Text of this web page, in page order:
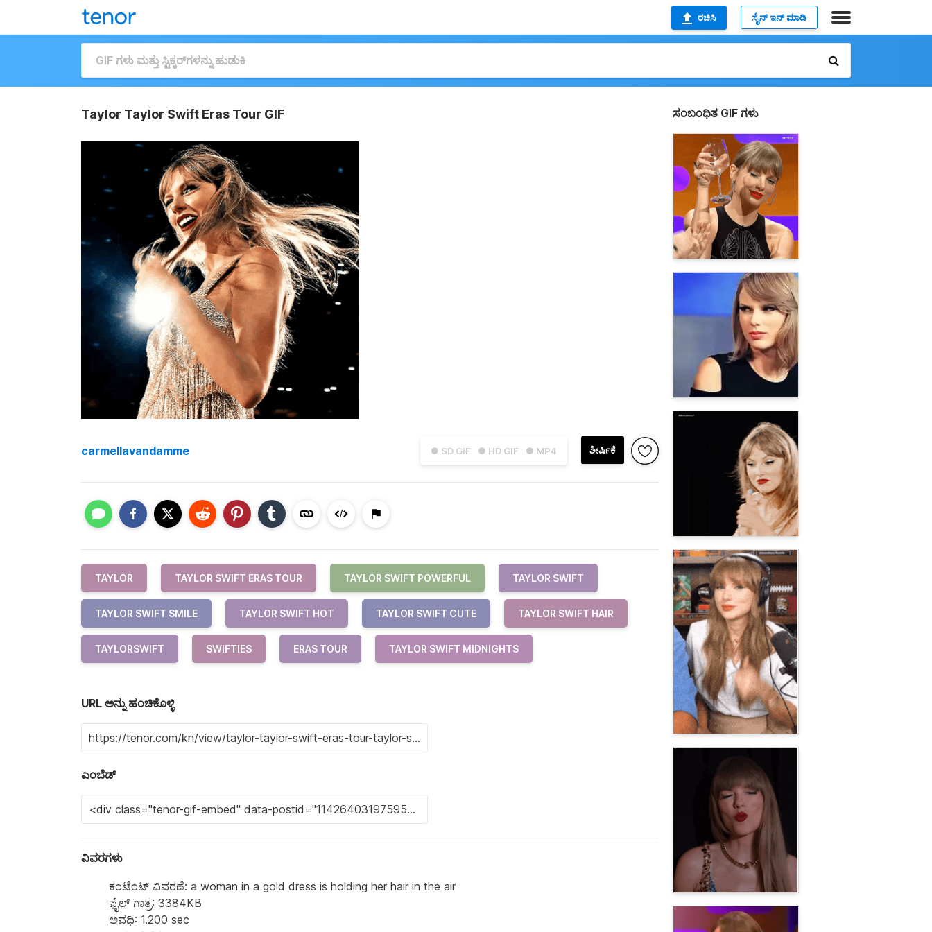
ರಚಿಸಿ ಸೈನ್ ಇನ್ ಮಾಡಿ
Taylor Taylor Swift Eras Tour GIF
● SD GIF ● HD GIF ● MP4 ಶೀರ್ಷಿಕೆ
carmellavandamme
TAYLOR TAYLOR SWIFT ERAS TOUR TAYLOR SWIFT POWERFUL TAYLOR SWIFT
TAYLOR SWIFT SMILE TAYLOR SWIFT HOT TAYLOR SWIFT CUTE TAYLOR SWIFT HAIR
TAYLORSWIFT SWIFTIES ERAS TOUR TAYLOR SWIFT MIDNIGHTS
URL ಅನ್ನು ಹಂಚಿಕೊಳ್ಳಿ
ಎಂಬೆಡ್
ವಿವರಗಳು
ಕಂಟೆಂಟ್‌ ವಿವರಣೆ: a woman in a gold dress is holding her hair in the air
ಫೈಲ್ ಗಾತ್ರ: 3384KB
ಅವಧಿ: 1.200 sec
ಸಂಬಂಧಿತ GIF ಗಳು